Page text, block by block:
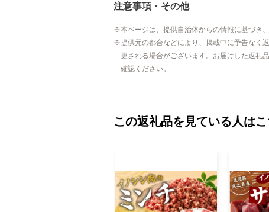
注意事項・その他
本ページは、提供自治体からの情報に基づき
提供元の都合などにより、掲載中に予告なく
更される場合がございます。お届けした返礼
確認ください。
この返礼品を見ている人は